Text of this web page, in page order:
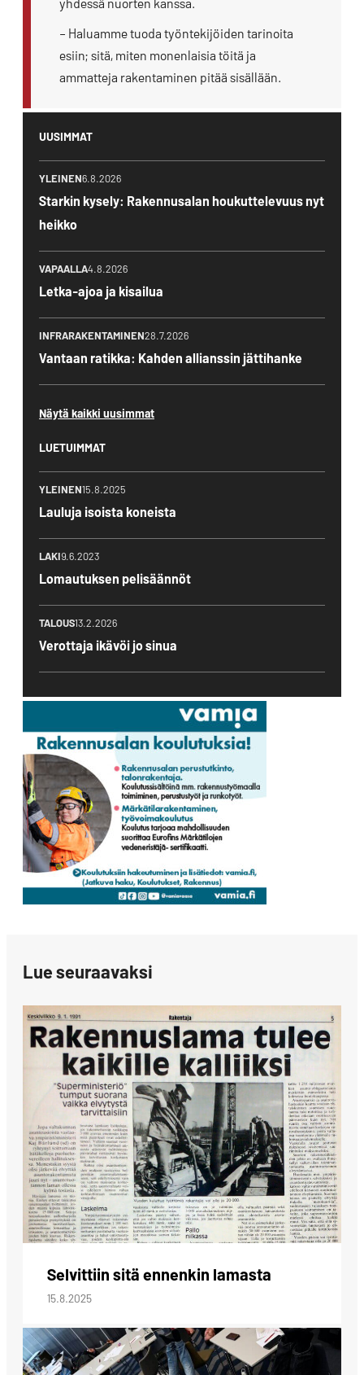
– Haluamme tuoda työntekijöiden tarinoita
esiin; sitä, miten monenlaisia töitä ja
ammatteja rakentaminen pitää sisällään.
UUSIMMAT
YLEINEN6.8.2026
Starkin kysely: Rakennusalan houkuttelevuus nyt
heikko
VAPAALLA4.8.2026
Letka-ajoa ja kisailua
INFRARAKENTAMINEN28.7.2026
Vantaan ratikka: Kahden allianssin jättihanke
Näytä kaikki uusimmat
LUETUIMMAT
YLEINEN15.8.2025
Lauluja isoista koneista
LAKI9.6.2023
Lomautuksen pelisäännöt
TALOUS13.2.2026
Verottaja ikävöi jo sinua
Lue seuraavaksi
Selvittiin sitä ennenkin lamasta
15.8.2025